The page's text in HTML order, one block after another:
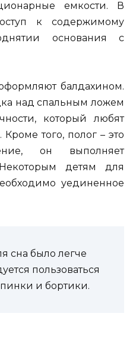
емкости. В
к содержимому
основания с
балдахином.
над спальным ложем
который любят
того, полог – это
он выполняет
детям для
уединенное
сна было легче
пользоваться
и бортики.